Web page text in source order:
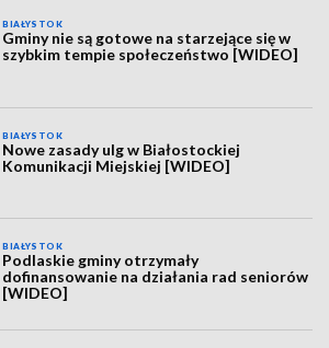
BIAŁYSTOK
Gminy nie są gotowe na starzejące się w
szybkim tempie społeczeństwo [WIDEO]
BIAŁYSTOK
Nowe zasady ulg w Białostockiej
Komunikacji Miejskiej [WIDEO]
BIAŁYSTOK
Podlaskie gminy otrzymały
dofinansowanie na działania rad seniorów
[WIDEO]